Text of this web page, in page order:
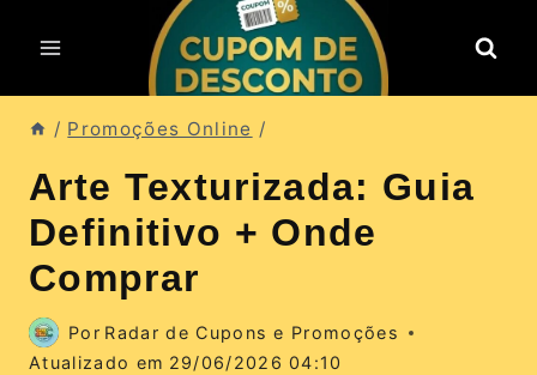
para
o
Conteúdo
/ Promoções Online /
Arte Texturizada: Guia
Definitivo + Onde
Comprar
Por Radar de Cupons e Promoções
Atualizado em 29/06/2026 04:10